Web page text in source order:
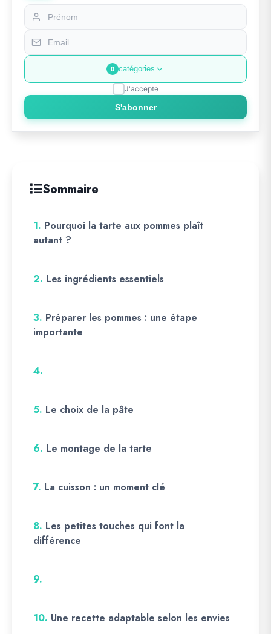
0 catégories
J'accepte
S'abonner
Sommaire
1. Pourquoi la tarte aux pommes plaît
autant ?
2. Les ingrédients essentiels
3. Préparer les pommes : une étape
importante
4.
5. Le choix de la pâte
6. Le montage de la tarte
7. La cuisson : un moment clé
8. Les petites touches qui font la
différence
9.
10. Une recette adaptable selon les envies